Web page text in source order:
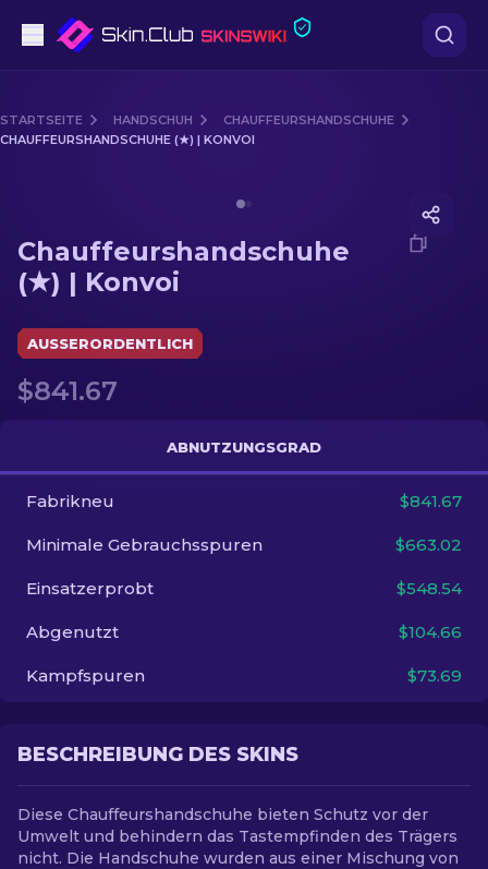
Mittelklasse
Scharfschützengewehr
Handschuh
Andere
DE
STARTSEITE HANDSCHUH
CHAUFFEURSHANDSCHUHE
CHAUFFEURSHANDSCHUHE (★) | KONVOI
Chauffeurshandschuhe
(★) | Konvoi
AUSSERORDENTLICH
$841.67
ABNUTZUNGSGRAD
Fabrikneu $841.67
Minimale Gebrauchsspuren $663.02
Einsatzerprobt $548.54
Abgenutzt $104.66
Kampfspuren $73.69
BESCHREIBUNG DES SKINS
Diese Chauffeurshandschuhe bieten Schutz vor der
Umwelt und behindern das Tastempfinden des Trägers
nicht. Die Handschuhe wurden aus einer Mischung von